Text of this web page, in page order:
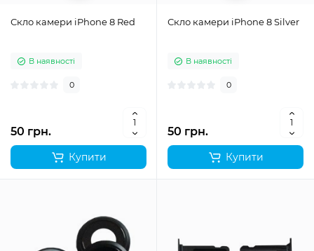
Скло камери iPhone 8 Red
В наявності
0
50 грн.
Купити
Скло камери iPhone 8 Silver
В наявності
0
50 грн.
Купити